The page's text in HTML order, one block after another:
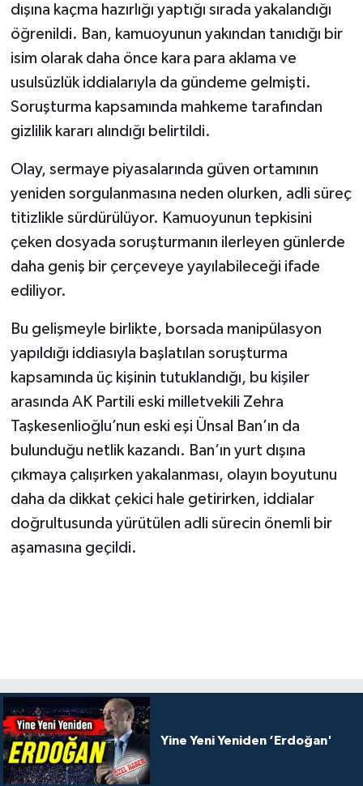
dışına kaçma hazırlığı yaptığı sırada yakalandığı
öğrenildi. Ban, kamuoyunun yakından tanıdığı bir
isim olarak daha önce kara para aklama ve
usulsüzlük iddialarıyla da gündeme gelmişti.
Soruşturma kapsamında mahkeme tarafından
gizlilik kararı alındığı belirtildi.
Olay, sermaye piyasalarında güven ortamının
yeniden sorgulanmasına neden olurken, adli süreç
titizlikle sürdürülüyor. Kamuoyunun tepkisini
çeken dosyada soruşturmanın ilerleyen günlerde
daha geniş bir çerçeveye yayılabileceği ifade
ediliyor.
Bu gelişmeyle birlikte, borsada manipülasyon
yapıldığı iddiasıyla başlatılan soruşturma
kapsamında üç kişinin tutuklandığı, bu kişiler
arasında AK Partili eski milletvekili Zehra
Taşkesenlioğlu’nun eski eşi Ünsal Ban’ın da
bulunduğu netlik kazandı. Ban’ın yurt dışına
çıkmaya çalışırken yakalanması, olayın boyutunu
daha da dikkat çekici hale getirirken, iddialar
doğrultusunda yürütülen adli sürecin önemli bir
aşamasına geçildi.
Yine Yeni Yeniden ‘Erdoğan'